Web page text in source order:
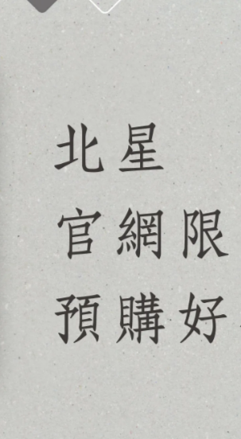
因此透過閱讀本書，您可以像專業
的個性風格」，但原來這一理解
想法。有句話說「魔鬼藏在細節中
動。